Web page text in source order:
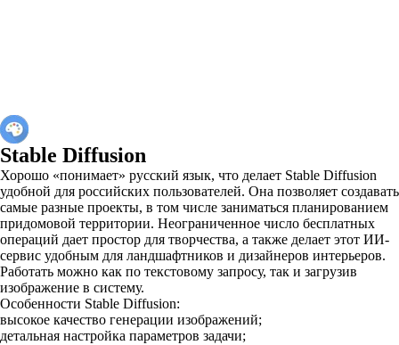
Stable Diffusion
Хорошо «понимает» русский язык, что делает Stable Diffusion
удобной для российских пользователей. Она позволяет создавать
самые разные проекты, в том числе заниматься планированием
придомовой территории. Неограниченное число бесплатных
операций дает простор для творчества, а также делает этот ИИ-
сервис удобным для ландшафтников и дизайнеров интерьеров.
Работать можно как по текстовому запросу, так и загрузив
изображение в систему.
Особенности Stable Diffusion:
высокое качество генерации изображений;
детальная настройка параметров задачи;